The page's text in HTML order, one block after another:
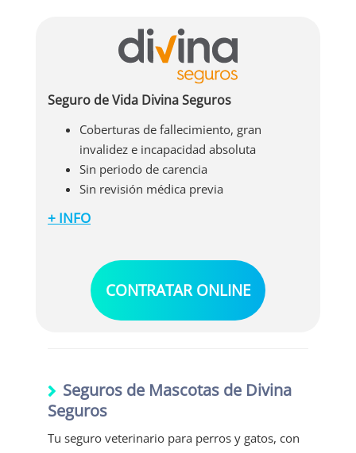
Seguro de Vida Divina Seguros
Coberturas de fallecimiento, gran
invalidez e incapacidad absoluta
Sin periodo de carencia
Sin revisión médica previa
Además de lo anterior, con el seguro de vida de
coberturas y ventajas:
Sin recargos por el fraccionamiento del
pago de la prima
Cobertura completa desde el primer día
+ INFO
CONTRATAR ONLINE
Seguros de Mascotas de Divina
Seguros
Tu seguro veterinario para perros y gatos, con